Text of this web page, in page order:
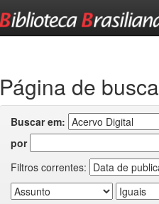
Página de busca
Buscar em:
por
Filtros correntes: